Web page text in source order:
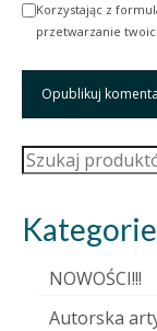
Korzystając z
przetwarzanie
Szukaj:
Kategorie
NOWOŚCI!!!
Autorska